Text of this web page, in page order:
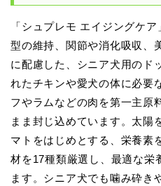
「シュプレモ エイジングケ
型の維持、関節や消化吸収、
に配慮した、シニア犬用のド
れたチキンや愛犬の体に必要
フやラムなどの肉を第一主原
まま封じ込めています。太陽
マトをはじめとする、栄養素
材を17種類厳選し、最適な栄
ます。シニア犬でも噛み砕き